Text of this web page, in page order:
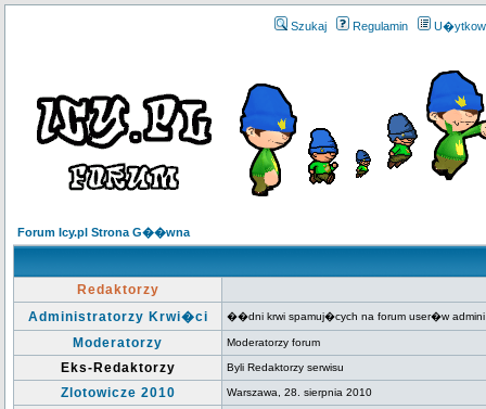
Szukaj Regulamin
Forum Icy.pl Strona G��wna
Redaktorzy
Administratorzy Krwi�ci
��dni krwi spamuj�cych na forum user�w admini
Moderatorzy Moderatorzy forum
Eks-Redaktorzy Byli Redaktorzy serwisu
Zlotowicze 2010 Warszawa, 28. sierpnia 2010